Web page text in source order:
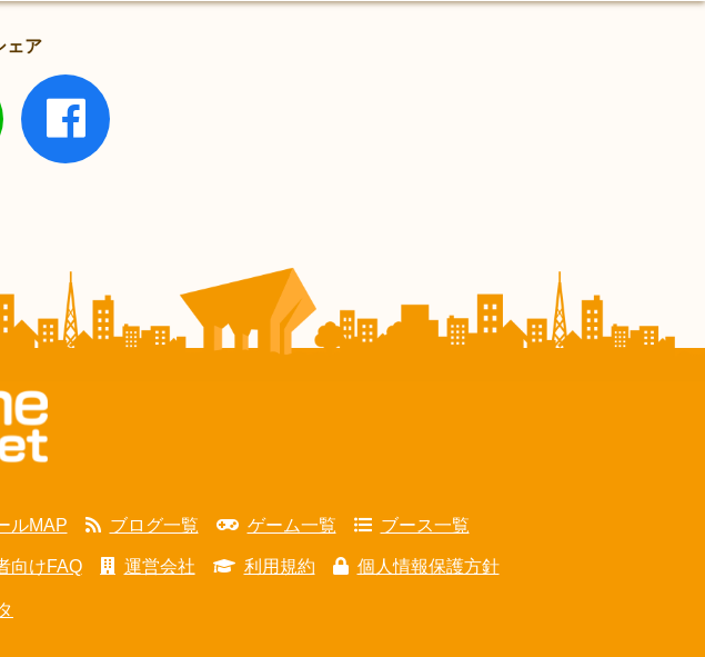
ェア
ルMAP ブログ一覧 ゲーム一覧 ブース一覧
向けFAQ 運営会社 利用規約 個人情報保護方針